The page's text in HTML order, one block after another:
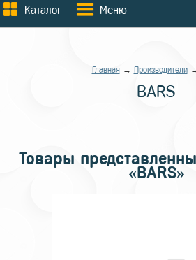
Каталог Меню
Главная→ Производители→
BARS
Товары
«BARS»